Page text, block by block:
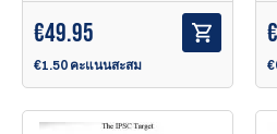
€49.95
€1.50 คะแนนสะสม
€